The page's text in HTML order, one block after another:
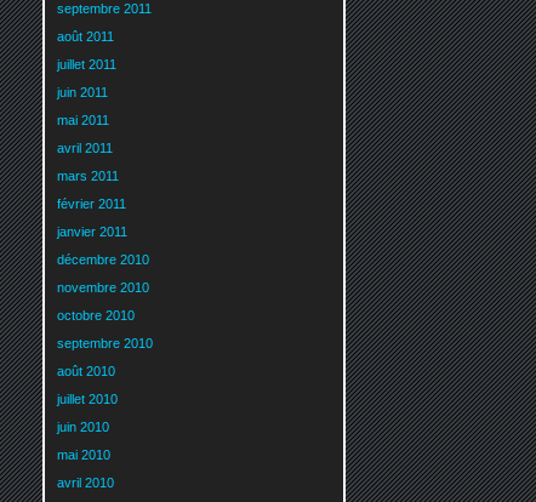
septembre 2011
août 2011
juillet 2011
juin 2011
mai 2011
avril 2011
mars 2011
février 2011
janvier 2011
décembre 2010
novembre 2010
octobre 2010
septembre 2010
août 2010
juillet 2010
juin 2010
mai 2010
avril 2010